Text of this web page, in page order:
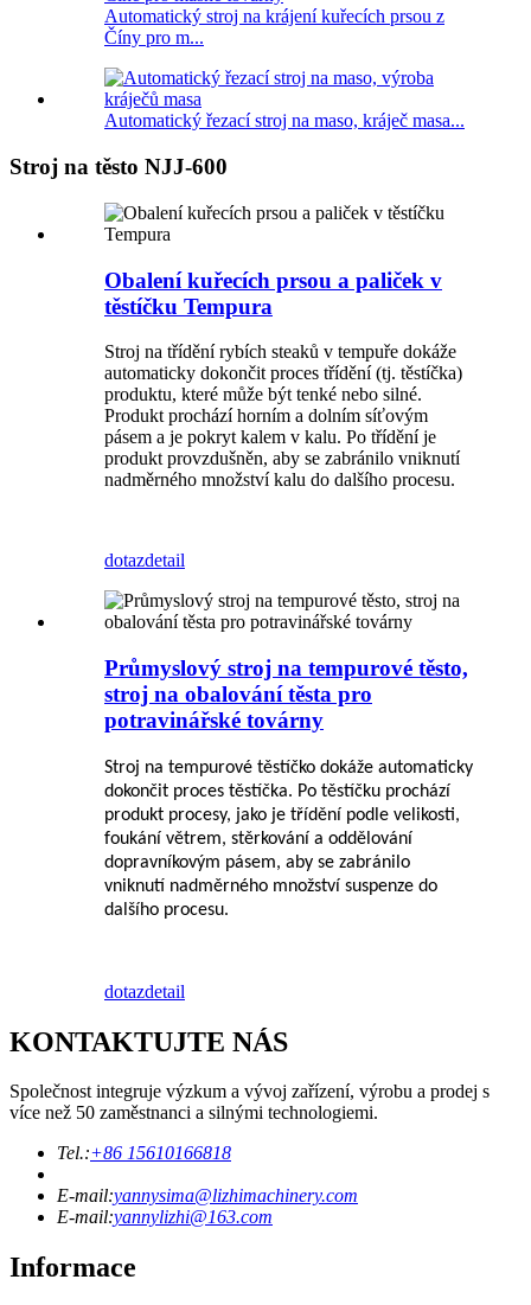
Automatický stroj na krájení kuřecích prsou z
Číny pro m...
Automatický řezací stroj na maso, kráječ masa...
Stroj na těsto NJJ-600
Obalení kuřecích prsou a paliček v
těstíčku Tempura
Stroj na třídění rybích steaků v tempuře dokáže
automaticky dokončit proces třídění (tj. těstíčka)
produktu, které může být tenké nebo silné.
Produkt prochází horním a dolním síťovým
pásem a je pokryt kalem v kalu. Po třídění je
produkt provzdušněn, aby se zabránilo vniknutí
nadměrného množství kalu do dalšího procesu.
dotazdetail
Průmyslový stroj na tempurové těsto,
stroj na obalování těsta pro
potravinářské továrny
Stroj na tempurové těstíčko dokáže automaticky
dokončit proces těstíčka. Po těstíčku prochází
produkt procesy, jako je třídění podle velikosti,
foukání větrem, stěrkování a oddělování
dopravníkovým pásem, aby se zabránilo
vniknutí nadměrného množství suspenze do
dalšího procesu.
dotazdetail
KONTAKTUJTE NÁS
Společnost integruje výzkum a vývoj zařízení, výrobu a prodej s
více než 50 zaměstnanci a silnými technologiemi.
Tel.:+86 15610166818
E-mail:yannysima@lizhimachinery.com
E-mail:yannylizhi@163.com
Informace